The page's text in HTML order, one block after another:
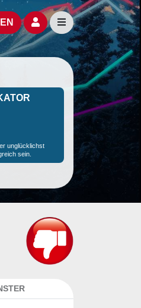
öffnenSeitennavigation
unglücklichst
sein.